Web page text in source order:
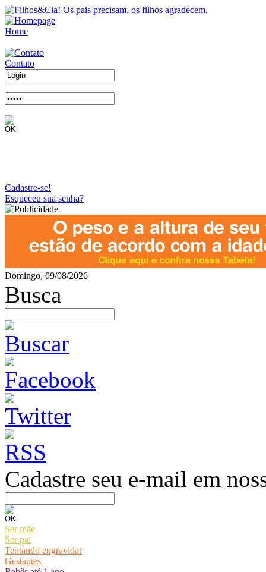
Home
Contato
Cadastre-se!
Esqueceu sua senha?
Domingo, 09/08/2026
Busca
Cadastre seu e-mail em
Ser mãe
Ser pai
Tentando engravidar
Gestantes